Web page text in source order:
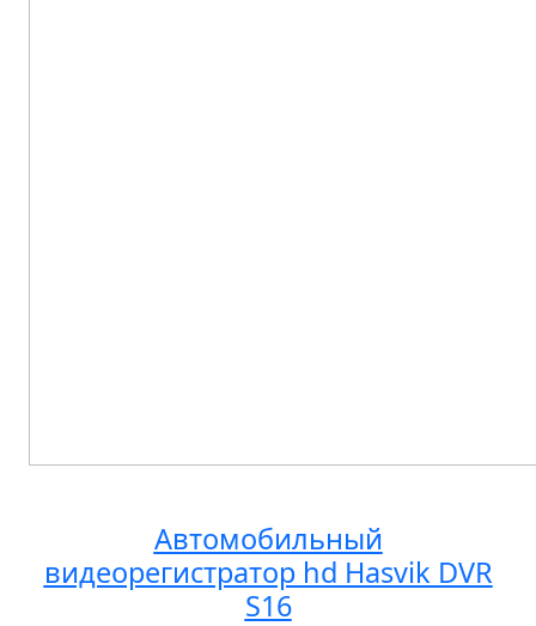
Автомобильный
видеорегистратор hd Hasvik DVR
S16